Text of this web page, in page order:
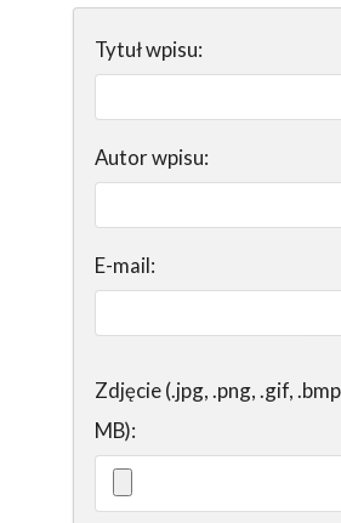
Tytuł wpisu:
Autor wpisu:
E-mail:
Zdjęcie (.jpg, .png, .gif,
MB):